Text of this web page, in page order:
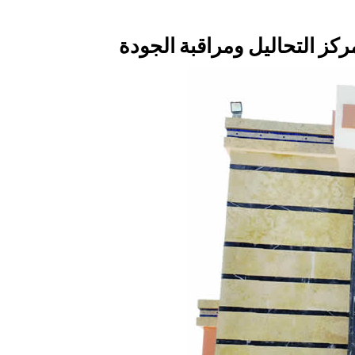
التحاليل ومراقبة الجودة